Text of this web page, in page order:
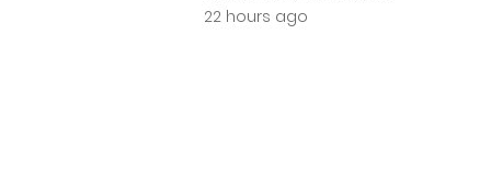
22 hours ago